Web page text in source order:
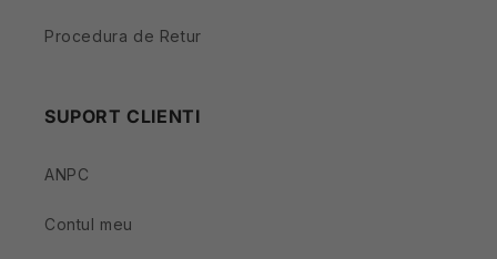
Procedura de Retur
SUPORT CLIENTI
ANPC
Contul meu